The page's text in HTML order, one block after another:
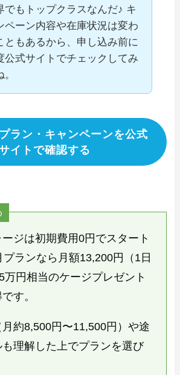
でもトップクラスなんだ♪ キ
ペーン内容や在庫状況は変わ
ともあるから、申し込み前に
公式サイトでチェックしてみ
ラン・キャンペーンを公式
イトで確認する
ジは初期費用0円でスタート
プランなら月額13,200円（1日
万円相当のケージプレゼント
す。
約8,500円〜11,500円）や途
理解した上でプランを選び